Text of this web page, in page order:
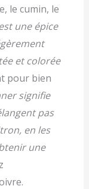
le cumin, le
une épice
et colorée
pour bien
signifie
pas
en les
une